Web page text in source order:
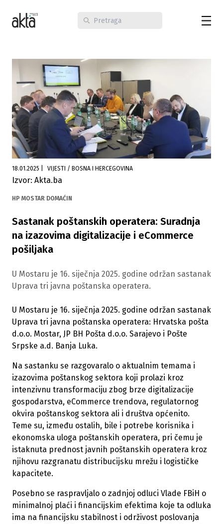
18.01.2025 VIJESTI / BOSNA I HERCEGOVINA
Izvor: Akta.ba
HP MOSTAR DOMAĆIN
Sastanak poštanskih operatera: Suradnja
na izazovima digitalizacije i eCommerce
pošiljaka
U Mostaru je 16. siječnja 2025. godine održan sastanak
Uprava tri javna poštanska operatera.
U Mostaru je 16. siječnja 2025. godine održan sastanak
Uprava tri javna poštanska operatera: Hrvatska pošta
d.o.o. Mostar, JP BH Pošta d.o.o. Sarajevo i Pošte
Srpske a.d. Banja Luka.
Na sastanku se razgovaralo o aktualnim temama i
izazovima poštanskog sektora koji prolazi kroz
intenzivnu transformaciju zbog brze digitalizacije
gospodarstva, eCommerce trendova, regulatornog
okvira poštanskog sektora ali i društva općenito.
Teme su, između ostalih, bile i potrebe korisnika i
ekonomska uloga poštanskih operatera, pri čemu je
istaknuta prednost javnih poštanskih operatera kroz
njihovu razgranatu distribucijsku mrežu i logističke
kapacitete.
Posebno se raspravljalo o zadnjoj odluci Vlade FBiH o
minimalnoj plaći i financijskim efektima koje ta odluka
ima na financijsku stabilnost i održivost poslovanja